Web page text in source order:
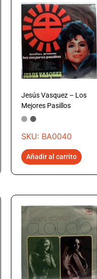
Jesús Vasquez – Los
Mejores Pasillos
SKU: BA0040
Añadir al carrito